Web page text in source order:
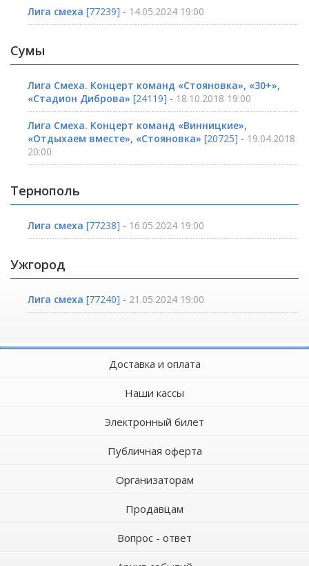
Лига смеха [77239] - 14.05.2024 19:00
Сумы
Лига Смеха. Концерт команд «Стояновка», «30+»,
«Стадион Диброва» [24119] - 18.10.2018 19:00
Лига Смеха. Концерт команд «Винницкие»,
«Отдыхаем вместе», «Стояновка» [20725] - 19.04.2018
20:00
Тернополь
Лига смеха [77238] - 16.05.2024 19:00
Ужгород
Лига смеха [77240] - 21.05.2024 19:00
Доставка и оплата
Наши кассы
Электронный билет
Публичная оферта
Организаторам
Продавцам
Вопрос - ответ